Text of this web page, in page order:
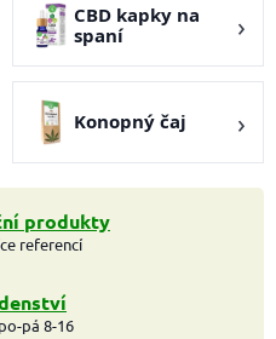
CBD kapky na
spaní
Konopný čaj
produkty
referencí
pá 8-16